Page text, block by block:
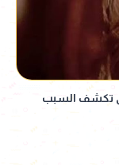
تكشف السبب